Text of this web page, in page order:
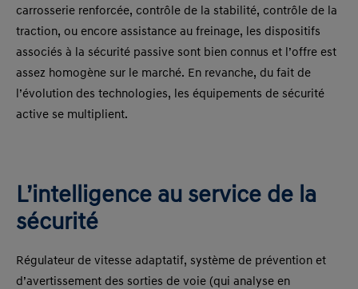
carrosserie renforcée, contrôle de la stabilité, contrôle de la
traction, ou encore assistance au freinage, les dispositifs
associés à la sécurité passive sont bien connus et l’offre est
assez homogène sur le marché. En revanche, du fait de
l’évolution des technologies, les équipements de sécurité
active se multiplient.
L’intelligence au service de la
sécurité
Régulateur de vitesse adaptatif, système de prévention et
d’avertissement des sorties de voie (qui analyse en